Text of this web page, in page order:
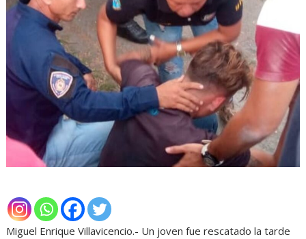
Miguel Enrique Villavicencio.- Un joven fue rescatado la tarde